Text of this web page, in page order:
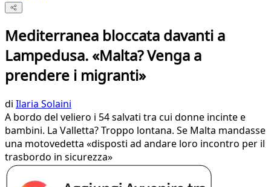
Mediterranea bloccata davanti a
Lampedusa. «Malta? Venga a
prendere i migranti»
di Ilaria Solaini
A bordo del veliero i 54 salvati tra cui donne incinte e
bambini. La Valletta? Troppo lontana. Se Malta mandasse
una motovedetta «disposti ad andare loro incontro per il
trasbordo in sicurezza»